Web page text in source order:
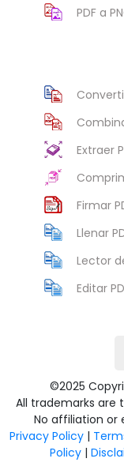
PDF a
Extraer
Firmar
Llenar
Lector
Editar
©2025
All trademarks are
No affiliation or
Privacy Policy|
Policy |